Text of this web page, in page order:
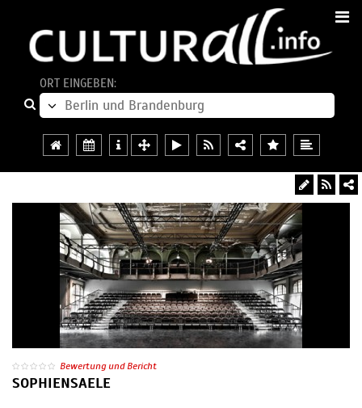
ORT EINGEBEN:
Bewertung und Bericht
SOPHIENSAELE